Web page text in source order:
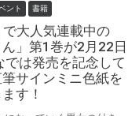
ント 書籍
で大人気連載中の
ん」第1巻が2月22日
では発売を記念して
筆サインミニ色紙を
す！